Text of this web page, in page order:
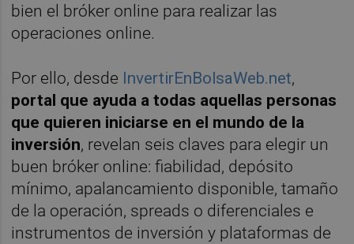
bien el bróker online para realizar las
operaciones online.
Por ello, desde InvertirEnBolsaWeb.net,
portal que ayuda a todas aquellas personas
que quieren iniciarse en el mundo de la
inversión, revelan seis claves para elegir un
buen bróker online: fiabilidad, depósito
mínimo, apalancamiento disponible, tamaño
de la operación, spreads o diferenciales e
instrumentos de inversión y plataformas de